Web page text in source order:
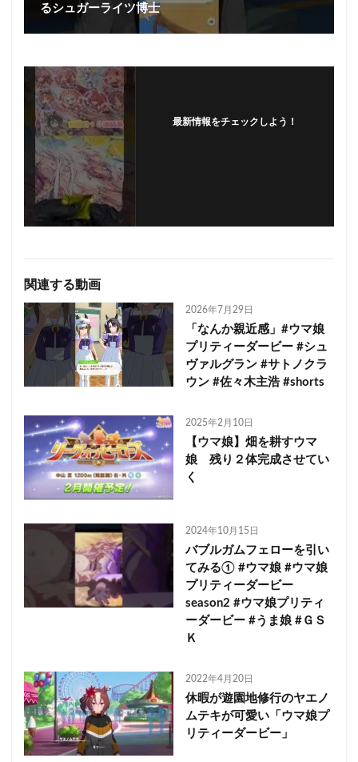
るシュガーライツ博士
最新情報をチェックしよう！
関連する動画
2026年7月29日
「なんか親近感」#ウマ娘
プリティーダービー #シュ
ヴァルグラン #サトノクラ
ウン #佐々木主浩 #shorts
2025年2月10日
【ウマ娘】畑を耕すウマ
娘 残り２体完成させてい
く
2024年10月15日
バブルガムフェローを引い
てみる① #ウマ娘 #ウマ娘
プリティーダービー
season2 #ウマ娘プリティ
ーダービー #うま娘 #ＧＳ
Ｋ
2022年4月20日
休暇が遊園地修行のヤエノ
ムテキが可愛い「ウマ娘プ
リティーダービー」